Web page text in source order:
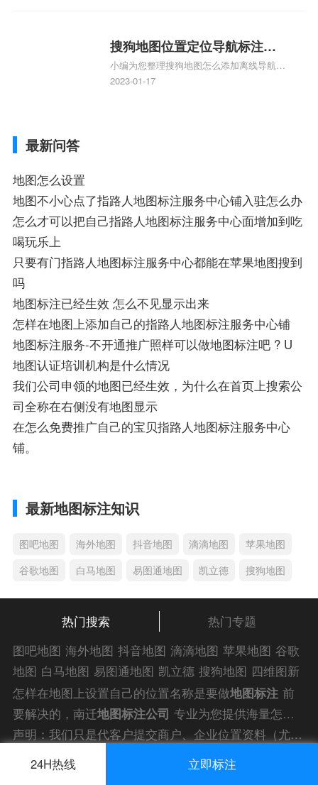
添加企业、地图如何添加企业相关地图标注
知识，详情可查看下方正文！
搜狗地图位置定位导航标注？
搜狗地图位置定位,导航,标注？
小编为您整理搜狗地图怎么添加离线导航搜
狗地图离线导航怎么用、搜狗地图导航卫星
2023-01-17
最新问答
地图怎么设置
地图不小心点了指路人地图标注服务中心铺入驻怎么办
怎么才可以把自己指路人地图标注服务中心面增加到吃
喝玩乐上
只要有门指路人地图标注服务中心都能在苹果地图搜到
吗
地图标注已经生效 怎么不见显示出来
怎样在地图上添加自己的指路人地图标注服务中心铺
地图标注服务-不开通推广照样可以做地图标注吧 ? U
地图认证培训机构是什么情况
我们公司申领的地图已经生效，为什么在首页上搜索公
司全称在右侧没有地图显示
在怎么免费推广自己的宝贝指路人地图标注服务中心
铺。
最新地图标注知识
图吧地图 海外地图 抖音地图 滴滴地图
苹果地图
谷歌地图
白马地图 易图通地图 凯立德 搜狗地图
热门搜索
热门专题
图吧地图 海外地图 抖音地图 滴滴地图 苹果地图 谷歌
地图 白马地图 易图通地图 凯立德 搜狗地图 四维图新
地图 车载地图 导航地图 手机地图 搜搜地图 好搜地图
老虎地图
电子地图 卫星地图 美团地图 大众点评地图
苹果 导航犬 老虎
怎样在地图上设置自己的位置名称是要做地图标注 前
要解决的，南迁地图标注公司 专业为您提供海量怎样
在地图上设置自己的位置名称解答信息，为您的企业商
声明：我们只是代客户提交商户、企业位置资料（尤其是不会操作觉得繁琐的客户），不是地图标注平台方。所提供服务为商业有偿帮助咨询人工服务费，全程都是人工提交资料，自身并不能对第三方网站的原始内容进行编辑，请知悉。
渝ICP备17012303号-2
渝公网安备 50010502003491号
24H热线 立即标注